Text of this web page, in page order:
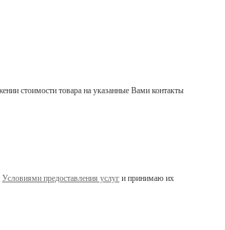
стоимости товара на указанные Вами контакты
Условиями предоставления услуг и принимаю их